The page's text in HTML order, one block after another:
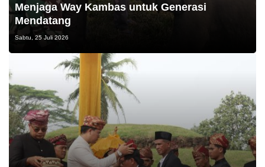
Menjaga Way Kambas untuk Generasi
Mendatang
Sabtu, 25 Juli 2026